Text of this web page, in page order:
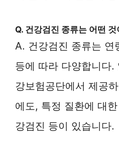
Q. 건강검진 종류는 어떤
A. 건강검진 종류는 연
등에 따라 다양합니다.
강보험공단에서 제공
에도, 특정 질환에 대
강검진 등이 있습니다.